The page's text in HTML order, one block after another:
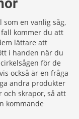
som en vanlig såg,
kommer du att
lättare att
i handen när du
för de
också är en fråga
andra produkter
skrapor, så att
kommande